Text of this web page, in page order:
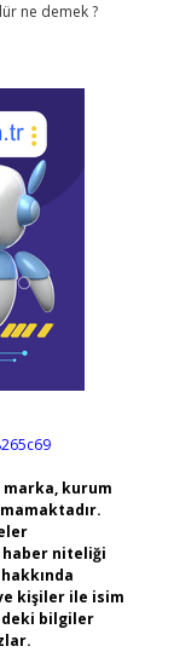
ne demek ?
kurum
haber niteliği
kişiler ile isim
bilgiler